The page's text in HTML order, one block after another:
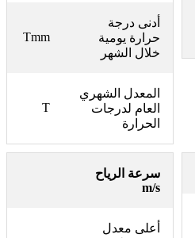
Tmm
أدنى درجة
حرارة يومية
خلال الشهر
T
المعدل الشهري
العام لدرجات
الحرارة
سرعة الرياح
m/s
أعلى معدل